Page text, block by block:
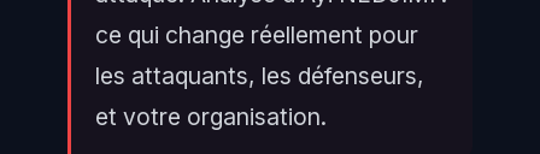
ce qui change réellement pour
les attaquants, les défenseurs,
et votre organisation.